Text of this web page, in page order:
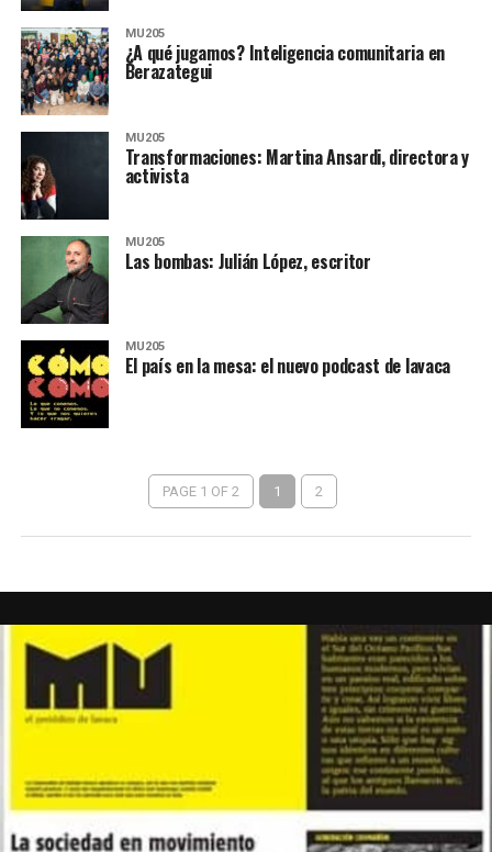
MU205
¿A qué jugamos? Inteligencia comunitaria en
Berazategui
MU205
Transformaciones: Martina Ansardi, directora y
activista
MU205
Las bombas: Julián López, escritor
MU205
El país en la mesa: el nuevo podcast de lavaca
PAGE 1 OF 2 1 2